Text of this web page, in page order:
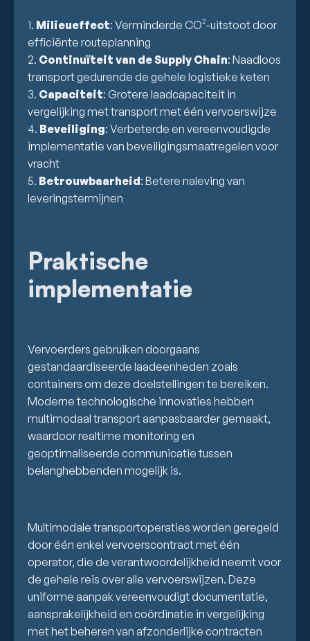
1. Milieueffect: Verminderde CO²-uitstoot door
efficiënte routeplanning
2. Continuïteit van de Supply Chain: Naadloos
transport gedurende de gehele logistieke keten
3. Capaciteit: Grotere laadcapaciteit in
vergelijking met transport met één vervoerswijze
4. Beveiliging: Verbeterde en vereenvoudigde
implementatie van beveiligingsmaatregelen voor
vracht
5. Betrouwbaarheid: Betere naleving van
leveringstermijnen
Praktische
implementatie
Vervoerders gebruiken doorgaans
gestandaardiseerde laadeenheden zoals
containers om deze doelstellingen te bereiken.
Moderne technologische innovaties hebben
multimodaal transport aanpasbaarder gemaakt,
waardoor realtime monitoring en
geoptimaliseerde communicatie tussen
belanghebbenden mogelijk is.
Multimodale transportoperaties worden geregeld
door één enkel vervoerscontract met één
operator, die de verantwoordelijkheid neemt voor
de gehele reis over alle vervoerswijzen. Deze
uniforme aanpak vereenvoudigt documentatie,
aansprakelijkheid en coördinatie in vergelijking
met het beheren van afzonderlijke contracten